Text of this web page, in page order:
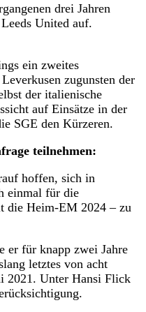
drei Jahren
United auf.
ein zweites
zugunsten der
der italienische
auf Einsätze in der
SGE den Kürzeren.
teilnehmen:
hoffen, sich in
einmal für die
die Heim-EM 2024 – zu
er für knapp zwei Jahre
letztes von acht
2021. Unter Hansi Flick